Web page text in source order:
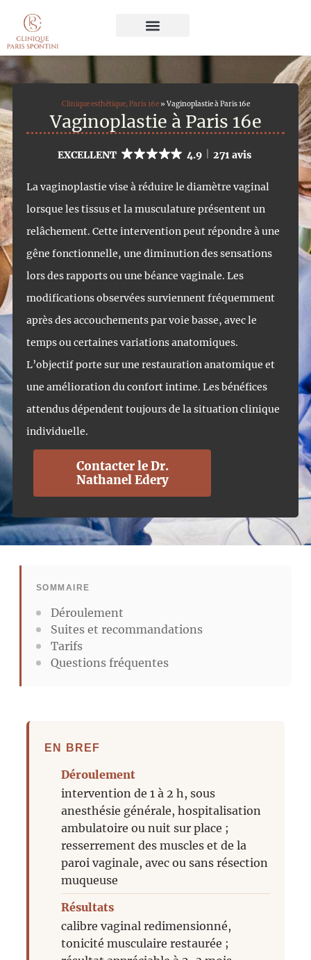
Clinique esthétique, Paris 16e» Vaginoplastie à Paris 16e
Vaginoplastie à Paris 16e
EXCELLENT 4.9 271 avis
La vaginoplastie vise à réduire le diamètre vaginal
lorsque les tissus et la musculature présentent un
relâchement. Cette intervention peut répondre à une
gêne fonctionnelle, une diminution des sensations
lors des rapports ou une béance vaginale. Les
modifications observées surviennent fréquemment
après des accouchements par voie basse, avec le
temps ou certaines variations anatomiques.
L’objectif porte sur une restauration anatomique et
une amélioration du confort intime. Les bénéfices
attendus dépendent toujours de la situation clinique
individuelle.
Contacter le Dr.
Nathanel Edery
SOMMAIRE
Déroulement
Suites et recommandations
Tarifs
Questions fréquentes
EN BREF
Déroulement
intervention de 1 à 2 h, sous
anesthésie générale, hospitalisation
ambulatoire ou nuit sur place ;
resserrement des muscles et de la
paroi vaginale, avec ou sans résection
muqueuse
Résultats
calibre vaginal redimensionné,
tonicité musculaire restaurée ;